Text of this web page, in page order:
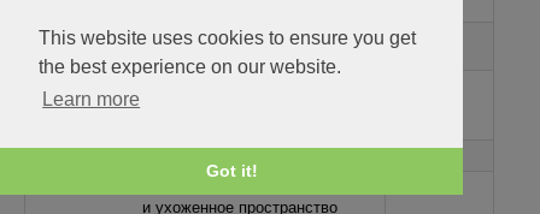
This website uses cookies to ensure you get
the best experience on our website.
Learn more
Got it!
Возврат от инвестиций в
управление объектами
Ясное общение и отчетность
Арендаторы: комфортабельное
и ухоженное пространство